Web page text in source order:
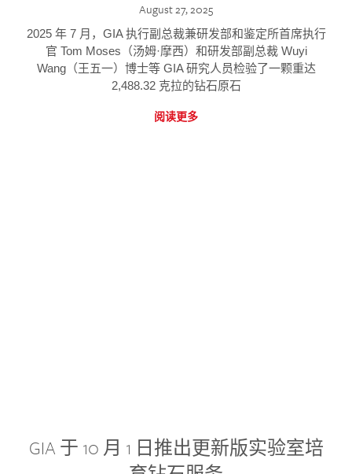
August 27, 2025
2025 年 7 月，GIA 执行副总裁兼研发部和鉴定所首席执行
官 Tom Moses（汤姆·摩西）和研发部副总裁 Wuyi
Wang（王五一）博士等 GIA 研究人员检验了一颗重达
2,488.32 克拉的钻石原石
阅读更多
GIA 于 10 月 1 日推出更新版实验室培